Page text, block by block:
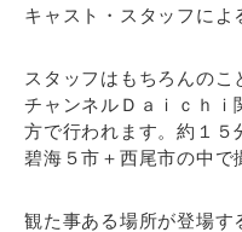
キャスト・スタッフによ
スタッフはもちろんのこ
チャンネルＤａｉｃｈｉ
方で行われます。約１５
碧海５市＋西尾市の中で
観た事ある場所が登場す